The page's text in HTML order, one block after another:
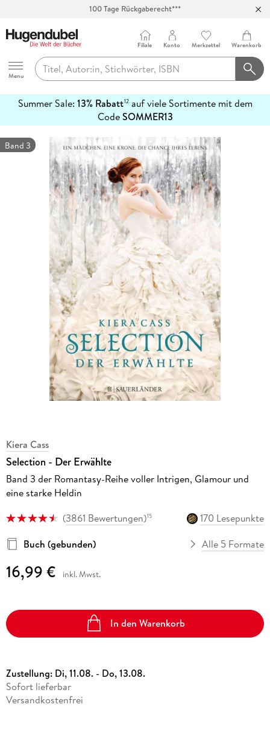
Abholung in über 100 Filialen
Hugendubel
Menu
Filiale Konto Merkzettel Warenkorb
Summer Sale: 13% Rabatt12auf viele Sortimente mit dem
CodeSOMMER13
erfahren
Band 3
Kiera Cass
Selection - Der Erwählte
Band 3 der Romantasy-Reihe voller Intrigen, Glamour und
eine starke Heldin
(3861 Bewertungen)15
170 Lesepunkte
Buch (gebunden)
Alle 5 Formate
16,99 € inkl. Mwst.
In den Warenkorb
Zustellung: Di, 11.08. - Do, 13.08.
Sofort lieferbar
Versandkostenfrei